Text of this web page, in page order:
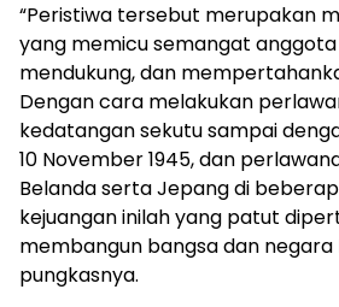
“Peristiwa tersebut merupakan
yang memicu semangat
mendukung, dan
Dengan cara melakukan
kedatangan sekutu sampai
10 November 1945, dan
Belanda serta Jepang di
kejuangan inilah yang patut
membangun bangsa dan negara
pungkasnya.